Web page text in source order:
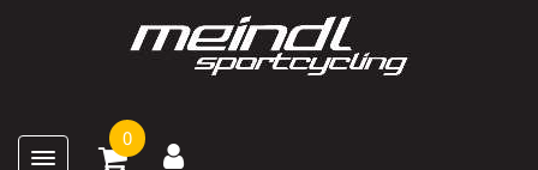
Toggle navigation
0